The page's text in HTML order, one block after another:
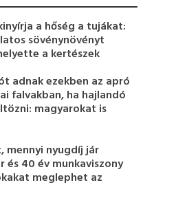
a hőség a tujákat:
sövénynövényt
a kertészek
adnak ezekben az apró
falvakban, ha hajlandó
magyarokat is
mennyi nyugdíj jár
és 40 év munkaviszony
meglephet az